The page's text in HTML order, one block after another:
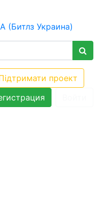
проект